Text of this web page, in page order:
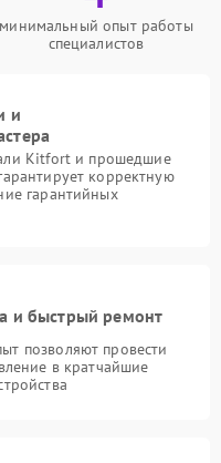
минимальный опыт работы
специалистов
и
Kitfort и прошедшие
корректную
гарантийных
и быстрый ремонт
позволяют провести
в кратчайшие